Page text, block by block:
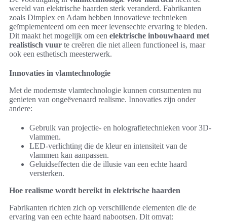
wereld van elektrische haarden sterk veranderd. Fabrikanten
zoals Dimplex en Adam hebben innovatieve technieken
geïmplementeerd om een meer levensechte ervaring te bieden.
Dit maakt het mogelijk om een elektrische inbouwhaard met
realistisch vuur te creëren die niet alleen functioneel is, maar
ook een esthetisch meesterwerk.
Innovaties in vlamtechnologie
Met de modernste vlamtechnologie kunnen consumenten nu
genieten van ongeëvenaard realisme. Innovaties zijn onder
andere:
Gebruik van projectie- en holografietechnieken voor 3D-
vlammen.
LED-verlichting die de kleur en intensiteit van de
vlammen kan aanpassen.
Geluidseffecten die de illusie van een echte haard
versterken.
Hoe realisme wordt bereikt in elektrische haarden
Fabrikanten richten zich op verschillende elementen die de
ervaring van een echte haard nabootsen. Dit omvat: